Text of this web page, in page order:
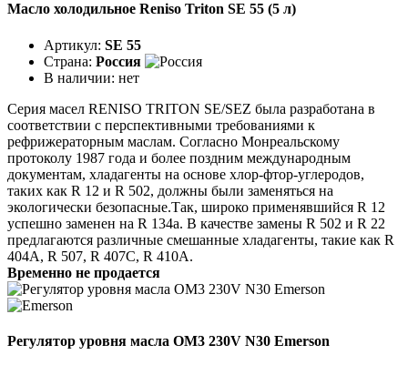
Масло холодильное Reniso Triton SE 55 (5 л)
Артикул: SE 55
Страна: Россия
В наличии: нет
Серия масел RENISO TRITON SE/SEZ была разработана в
соответствии с перспективными требованиями к
рефрижераторным маслам. Согласно Монреальскому
протоколу 1987 года и более поздним международным
документам, хладагенты на основе хлор-фтор-углеродов,
таких как R 12 и R 502, должны были заменяться на
экологически безопасные.Так, широко применявшийся R 12
успешно заменен на R 134a. В качестве замены R 502 и R 22
предлагаются различные смешанные хладагенты, такие как R
404A, R 507, R 407C, R 410A.
Временно не продается
Регулятор уровня масла OM3 230V N30 Emerson